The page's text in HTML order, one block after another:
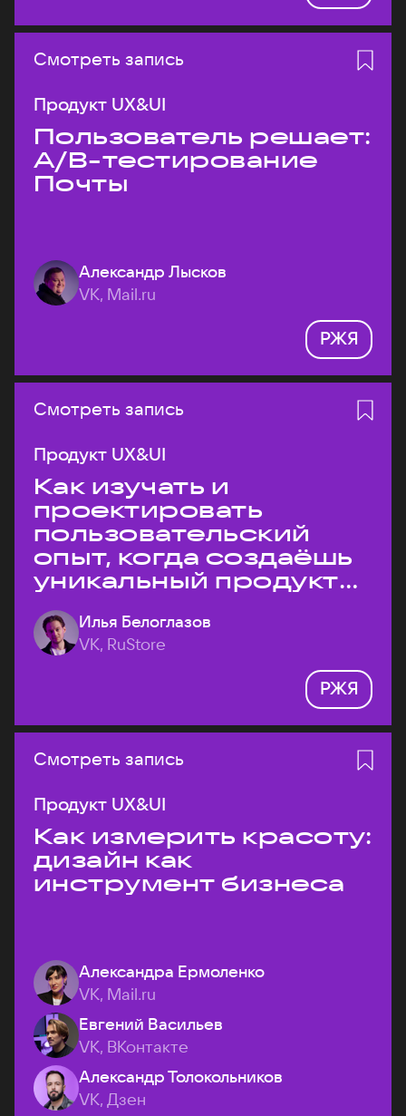
Смотреть запись
Продукт UX&UI
Пользователь решает:
A/B-тестирование
Почты
Александр Лысков
VK, Mail.ru
РЖЯ
Смотреть запись
Продукт UX&UI
Как изучать и
проектировать
пользовательский
опыт, когда создаёшь
уникальный продукт
на рынке?
Илья Белоглазов
VK, RuStore
РЖЯ
Смотреть запись
Продукт UX&UI
Как измерить красоту:
дизайн как
инструмент бизнеса
Александра Ермоленко
VK, Mail.ru
Евгений Васильев
VK, ВКонтакте
Александр Толокольников
VK, Дзен